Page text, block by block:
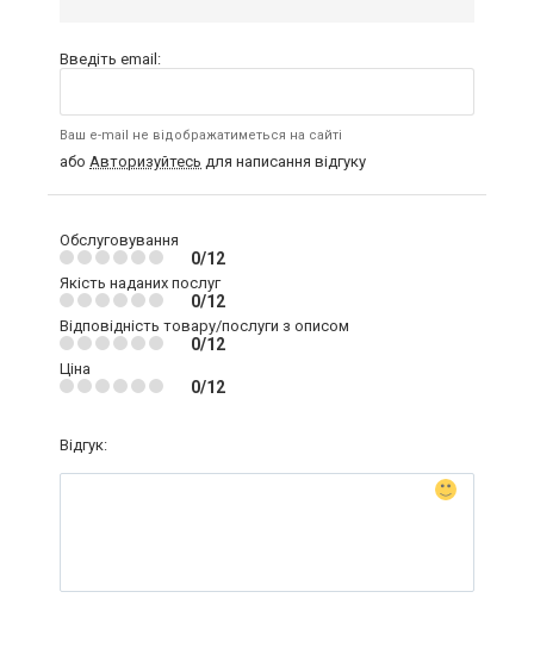
Введіть email:
Ваш e-mail не відображатиметься на сайті
або Авторизуйтесь для написання відгуку
Обслуговування
0/12
Якість наданих послуг
0/12
Відповідність товару/послуги з описом
0/12
Ціна
0/12
Відгук: